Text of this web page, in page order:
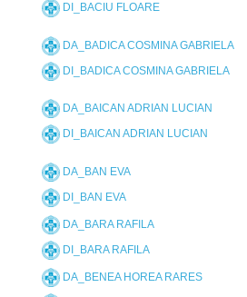
DI_BACIU FLOARE
DA_BADICA COSMINA GABRIELA
DI_BADICA COSMINA GABRIELA
DA_BAICAN ADRIAN LUCIAN
DI_BAICAN ADRIAN LUCIAN
DA_BAN EVA
DI_BAN EVA
DA_BARA RAFILA
DI_BARA RAFILA
DA_BENEA HOREA RARES